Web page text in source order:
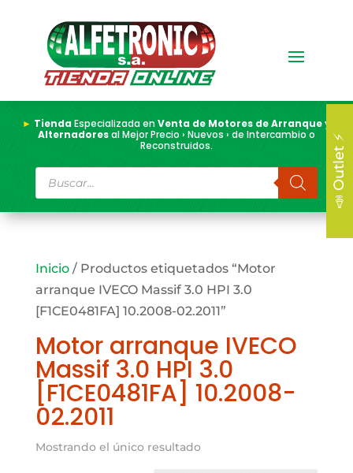
► TiendaEspecializada enVenta de Motores de Arranque y
Alternadoresal Mejor Precio › Nuevos › de Intercambio o
Reconstruidos.
Búsqueda
de
productos
Inicio/ Productos etiquetados “Motor
arranque IVECO Massif 3.0 HPI 3.0
[F1CE0481FA] 10.2008-02.2011”
Motor arranque IVECO
Massif 3.0 HPI 3.0
[F1CE0481FA] 10.2008-
02.2011
Mostrando el único resultado
📣 Outlet ⚡